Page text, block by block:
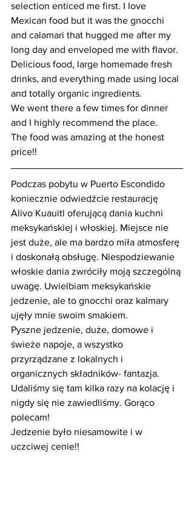
selection enticed me first. I love
Mexican food but it was the gnocchi
and calamari that hugged me after my
long day and enveloped me with flavor.
Delicious food, large homemade fresh
drinks, and everything made using local
and totally organic ingredients.
We went there a few times for dinner
and I highly recommend the place.
The food was amazing at the honest
price!!
Podczas pobytu w Puerto Escondido
koniecznie odwiedźcie restaurację
Alivo Kuauitl oferującą dania kuchni
meksykańskiej i włoskiej. Miejsce nie
jest duże, ale ma bardzo miła atmosferę
i doskonałą obsługę. Niespodziewanie
włoskie dania zwróciły moją szczególną
uwagę. Uwielbiam meksykańskie
jedzenie, ale to gnocchi oraz kalmary
ujęły mnie swoim smakiem.
Pyszne jedzenie, duże, domowe i
świeże napoje, a wszystko
przyrządzane z lokalnych i
organicznych składników- fantazja.
Udaliśmy się tam kilka razy na kolację i
nigdy się nie zawiedliśmy. Gorąco
polecam!
Jedzenie było niesamowite i w
uczciwej cenie!!